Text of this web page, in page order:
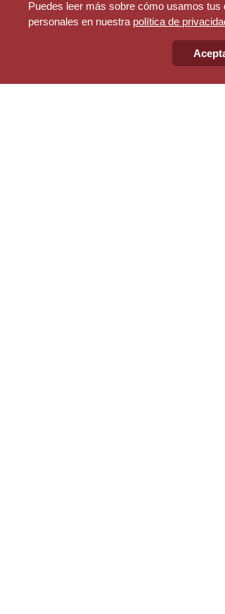
Puedes leer más sobre cómo usamos tus
personales en nuestra política de privacidad